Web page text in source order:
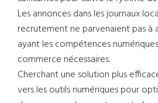
Les annonces dans les journaux
recrutement ne parvenaient pas à
ayant les compétences
commerce nécessaires.
Cherchant une solution plus
vers les outils numériques pour